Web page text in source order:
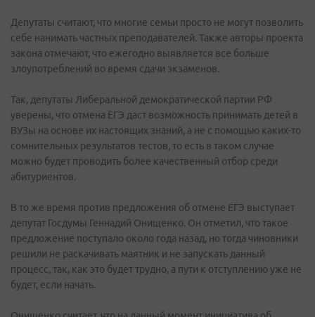
Депутаты считают, что многие семьи просто не могут позволить
себе нанимать частных преподавателей. Также авторы проекта
закона отмечают, что ежегодно выявляется все больше
злоупотреблений во время сдачи экзаменов.
Так, депутаты Либеральной демократической партии РФ
уверены, что отмена ЕГЭ даст возможность принимать детей в
ВУЗы на основе их настоящих знаний, а не с помощью каких-то
сомнительных результатов тестов, то есть в таком случае
можно будет проводить более качественный отбор среди
абитуриентов.
В то же время против предложения об отмене ЕГЭ выступает
депутат Госдумы Геннадий Онищенко. Он отметил, что такое
предложение поступало около года назад, но тогда чиновники
решили не раскачивать маятник и не запускать данный
процесс, так, как это будет трудно, а пути к отступлению уже не
будет, если начать.